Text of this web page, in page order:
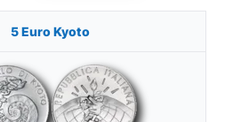
5 Euro Kyoto